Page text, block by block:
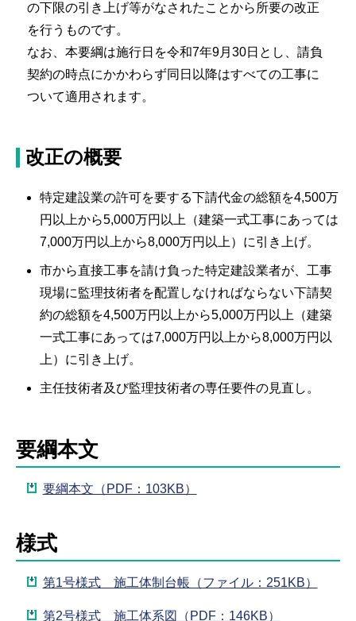
の下限の引き上げ等がなされたことから所要の改正
を行うものです。
なお、本要綱は施行日を令和7年9月30日とし、請負
契約の時点にかかわらず同日以降はすべての工事に
ついて適用されます。
改正の概要
特定建設業の許可を要する下請代金の総額を4,500万
円以上から5,000万円以上（建築一式工事にあっては
7,000万円以上から8,000万円以上）に引き上げ。
市から直接工事を請け負った特定建設業者が、工事
現場に監理技術者を配置しなければならない下請契
約の総額を4,500万円以上から5,000万円以上（建築
一式工事にあっては7,000万円以上から8,000万円以
上）に引き上げ。
主任技術者及び監理技術者の専任要件の見直し。
要綱本文
要綱本文（PDF：103KB）
様式
第1号様式 施工体制台帳（ファイル：251KB）
第2号様式 施工体系図（PDF：146KB）